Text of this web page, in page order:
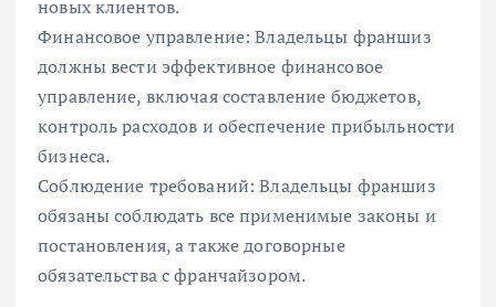
новых клиентов.
Финансовое управление: Владельцы франшиз
должны вести эффективное финансовое
управление, включая составление бюджетов,
контроль расходов и обеспечение прибыльности
бизнеса.
Соблюдение требований: Владельцы франшиз
обязаны соблюдать все применимые законы и
постановления, а также договорные
обязательства с франчайзором.